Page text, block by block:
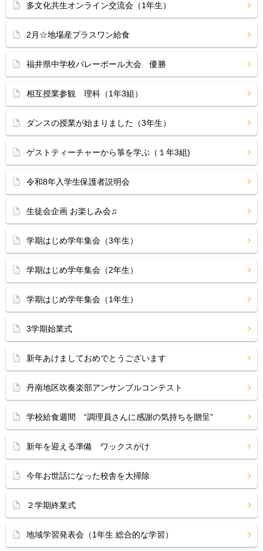
多文化共生オンライン交流会（1年生）
2月☆地場産プラスワン給食
福井県中学校バレーボール大会 優勝
相互授業参観 理科（1年3組）
ダンスの授業が始まりました（3年生）
ゲストティーチャーから箏を学ぶ（１年3組)
令和8年入学生保護者説明会
生徒会企画 お楽しみ会♫
学期はじめ学年集会（3年生）
学期はじめ学年集会（2年生）
学期はじめ学年集会（1年生）
3学期始業式
新年あけましておめでとうございます
丹南地区吹奏楽部アンサンブルコンテスト
学校給食週間 “調理員さんに感謝の気持ちを贈呈”
新年を迎える準備 ワックスがけ
今年お世話になった校舎を大掃除
２学期終業式
地域学習発表会（1年生 総合的な学習）